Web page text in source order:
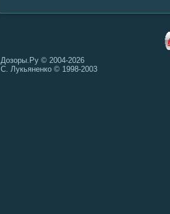
Дозоры.Ру © 2004-2026
С. Лукьяненко © 1998-2003